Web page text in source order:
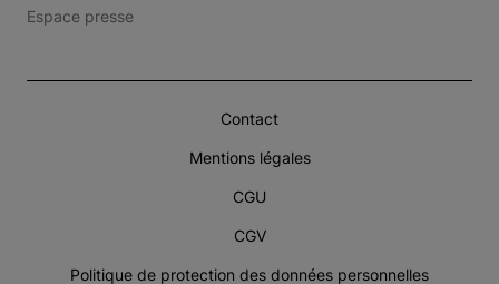
Espace presse
Contact
Mentions légales
CGU
CGV
Politique de protection des données personnelles